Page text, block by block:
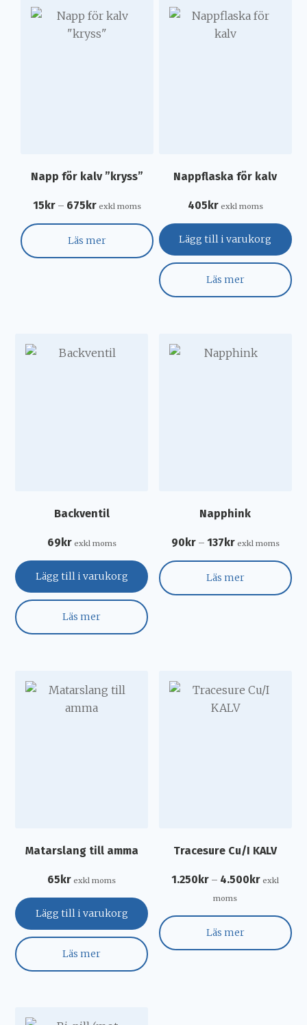
Napp för kalv ”kryss”
15 kr – 675 kr exkl moms
Läs mer
Nappflaska för kalv
405 kr exkl moms
Lägg till i varukorg
Läs mer
Backventil
69kr exkl moms
Lägg till i varukorg
Läs mer
Napphink
90kr – 137kr exkl moms
Läs mer
Matarslang till amma
65kr exkl moms
Lägg till i varukorg
Läs mer
Tracesure Cu/I KALV
1.250kr – 4.500kr exkl
moms
Läs mer